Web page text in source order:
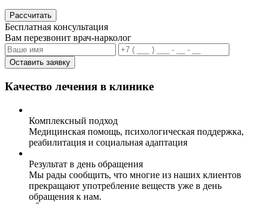
Рассчитать
Бесплатная консультация
Вам перезвонит врач-нарколог
Оставить заявку
Качество лечения в клинике
Комплексный подход
Медицинская помощь, психологическая поддержка,
реабилитация и социальная адаптация
Результат в день обращения
Мы рады сообщить, что многие из наших клиентов
прекращают употребление веществ уже в день
обращения к нам.